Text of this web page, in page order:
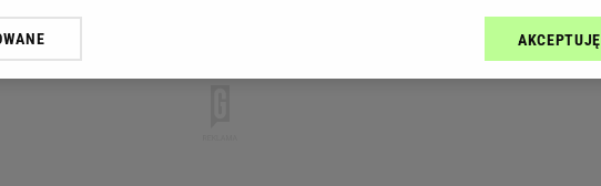
też zgodę na zainstalowanie i przechowywanie plików cookie Gazeta.pl sp. z o.o., jej
AKCEPTUJĘ